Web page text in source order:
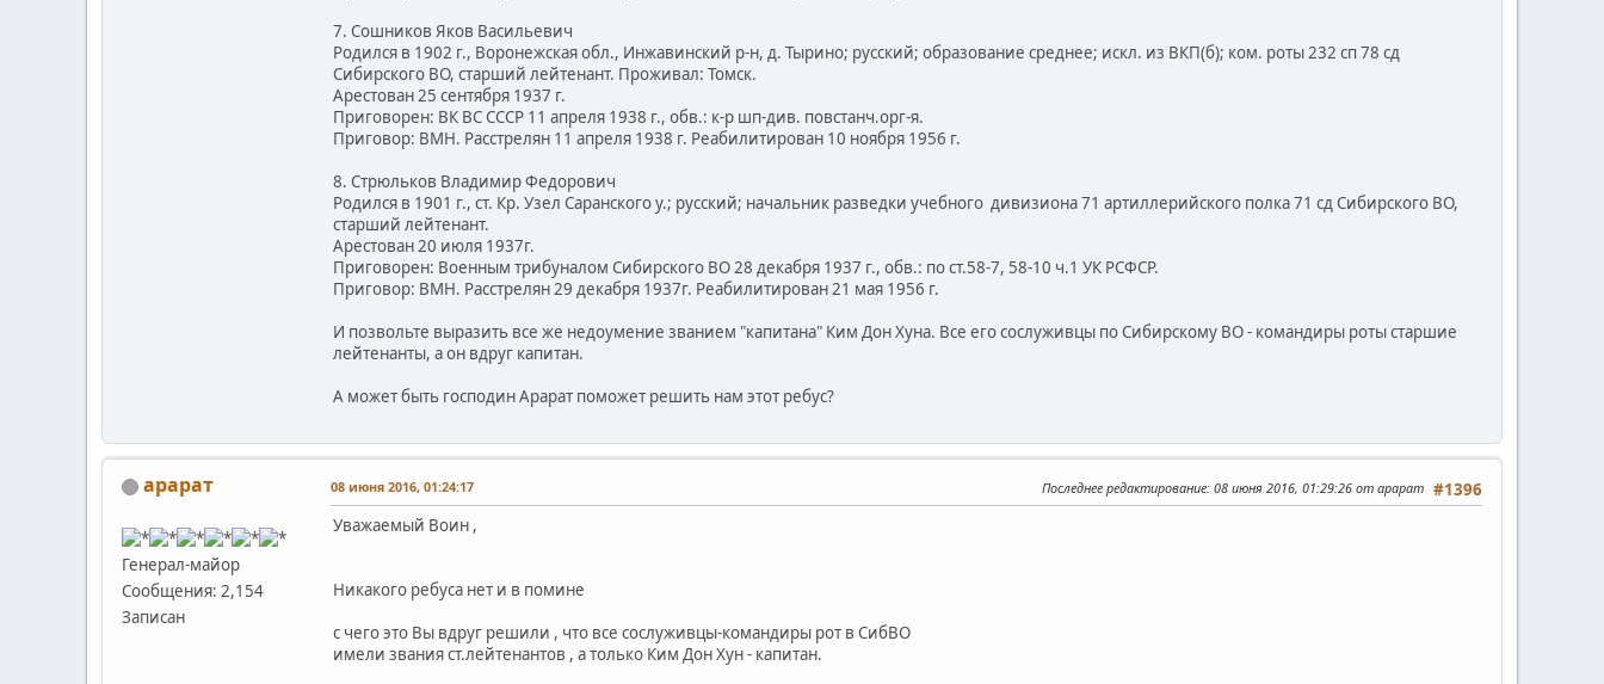
7. Сошников Яков Васильевич
Родился в 1902 г., Воронежская обл., Инжавинский р-н, д. Тырино; русский; образование среднее; искл. из ВКП(б); ком. роты 232 сп 78 сд
Сибирского ВО, старший лейтенант. Проживал: Томск.
Арестован 25 сентября 1937 г.
Приговорен: ВК ВС СССР 11 апреля 1938 г., обв.: к-р шп-див. повстанч.орг-я.
Приговор: ВМН. Расстрелян 11 апреля 1938 г. Реабилитирован 10 ноября 1956 г.
8. Стрюльков Владимир Федорович
Родился в 1901 г., ст. Кр. Узел Саранского у.; русский; начальник разведки учебного дивизиона 71 артиллерийского полка 71 сд Сибирского ВО,
старший лейтенант.
Арестован 20 июля 1937г.
Приговорен: Военным трибуналом Сибирского ВО 28 декабря 1937 г., обв.: по ст.58-7, 58-10 ч.1 УК РСФСР.
Приговор: ВМН. Расстрелян 29 декабря 1937г. Реабилитирован 21 мая 1956 г.
И позвольте выразить все же недоумение званием "капитана" Ким Дон Хуна. Все его сослуживцы по Сибирскому ВО - командиры роты старшие
лейтенанты, а он вдруг капитан.
А может быть господин Арарат поможет решить нам этот ребус?
арарат
Генерал-майор
Сообщения: 2,154
Записан
#1396
08 июня 2016, 01:24:17 Последнее редактирование: 08 июня 2016, 01:29:26 от арарат
Уважаемый Воин ,
Никакого ребуса нет и в помине
с чего это Вы вдруг решили , что все сослуживцы-командиры рот в СибВО
имели звания ст.лейтенантов , а только Ким Дон Хун - капитан.